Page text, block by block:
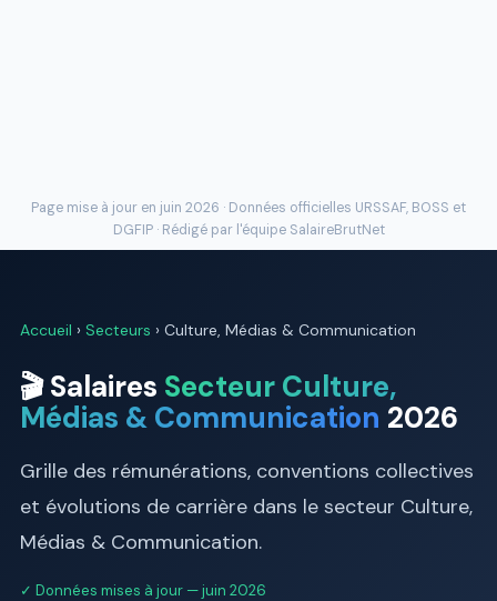
Page mise à jour en juin 2026 · Données officielles URSSAF, BOSS et
DGFIP · Rédigé par l'équipe SalaireBrutNet
Accueil › Secteurs › Culture, Médias & Communication
🎬 Salaires Secteur Culture,
Médias & Communication 2026
Grille des rémunérations, conventions collectives
et évolutions de carrière dans le secteur Culture,
Médias & Communication.
✓ Données mises à jour — juin 2026